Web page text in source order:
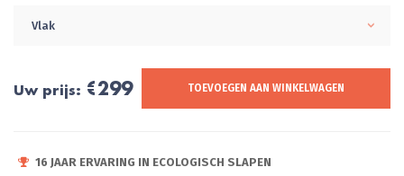
Vlak
Uw prijs: €299 TOEVOEGEN AAN WINKELWAGEN
16 JAAR ERVARING IN ECOLOGISCH SLAPEN